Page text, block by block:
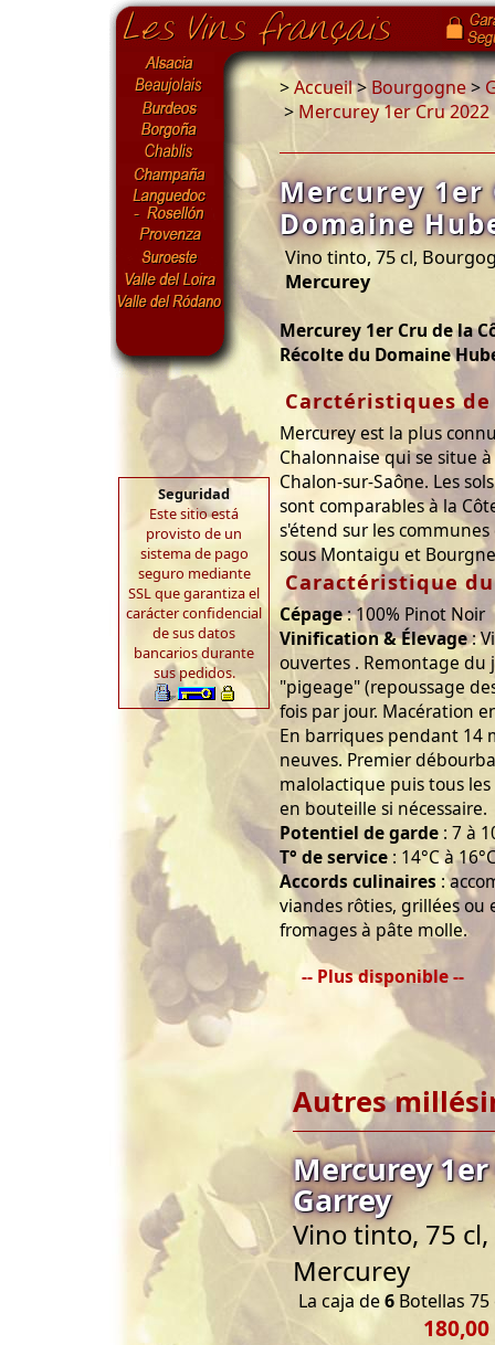
Seguridad
Este sitio está
provisto de un
sistema de pago
seguro mediante
SSL que garantiza el
carácter confidencial
de sus datos
bancarios durante
sus pedidos.
>Accueil>Bourgogne>
> Mercurey 1er Cru
Mercurey 1er
Domaine
Vino tinto, 75 cl,
Mercurey
Mercurey 1er Cru de la
Récolte du Domaine
Carctéristiques
Mercurey est la plus
Chalonnaise qui se situe
Chalon-sur-Saône. Les
sont comparables à la
s'étend sur les
sous Montaigu et
Caractéristique
Cépage: 100% Pinot Noir
Vinification & Élevage:
ouvertes . Remontage du
"pigeage" (repoussage
fois par jour. Macération
En barriques pendant 14
neuves. Premier
malolactique puis tous
en bouteille si nécessaire.
Potentiel de garde : 7 à
T° de service : 14°C à
Accords culinaires :
viandes rôties, grillées ou
fromages à pâte molle.
-- Plus disponible --
Autres
Mercurey
Garrey
Vino tinto, 75
Mercurey
La caja de6 Botellas 75
180,00